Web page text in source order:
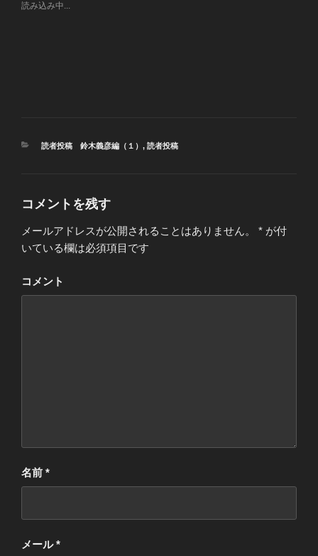
読み込み中...
カ
読者投稿 鈴木義彦編（１） , 読者投稿
コメントを残す
メールアドレスが公開されることはありません。 * が付
いている欄は必須項目です
コメント
名前 *
メール*